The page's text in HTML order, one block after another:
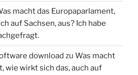
macht das Europaparlament,
auf Sachsen, aus? Ich habe
download zu Was macht
wie wirkt sich das, auch auf